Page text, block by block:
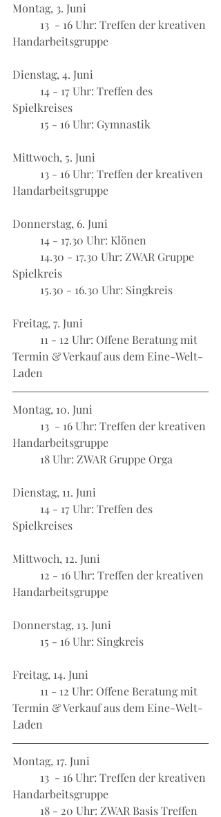
Montag, 3. Juni
Handarbeitsgruppe
Dienstag, 4. Juni
Spielkreises
	15 - 16 Uhr: Gymnastik
Mittwoch, 5. Juni
Handarbeitsgruppe
Donnerstag, 6. Juni
	14 - 17.30 Uhr: Klönen
Spielkreis
	15.30 - 16.30 Uhr: Singkreis
Freitag, 7. Juni
Termin & Verkauf aus dem Eine-Welt-
Laden
Montag, 10. Juni
Handarbeitsgruppe
	18 Uhr: ZWAR Gruppe Orga
Dienstag, 11. Juni
Spielkreises
Mittwoch, 12. Juni
Handarbeitsgruppe
Donnerstag, 13. Juni
	15 - 16 Uhr: Singkreis
Freitag, 14. Juni
Termin & Verkauf aus dem Eine-Welt-
Laden
Montag, 17. Juni
Handarbeitsgruppe
	18 - 20 Uhr: ZWAR Basis Treffen